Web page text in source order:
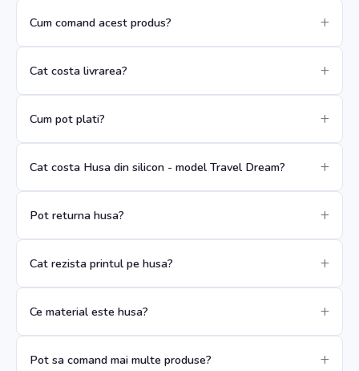
Cum comand acest produs?
Cat costa livrarea?
Cum pot plati?
Cat costa Husa din silicon - model Travel Dream?
Pot returna husa?
Cat rezista printul pe husa?
Ce material este husa?
Pot sa comand mai multe produse?